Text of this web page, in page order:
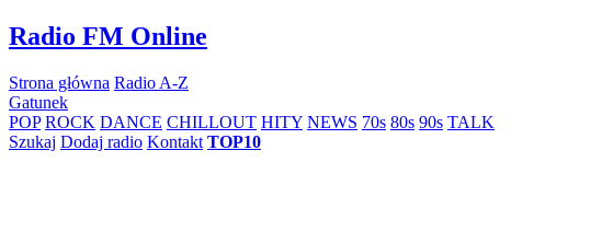
Skip
to
Radio FM Online
Strona główna Radio A-Z
Gatunek
POP ROCK DANCE CHILLOUT HITY NEWS 70s 80s 90s TALK
Szukaj Dodaj radio Kontakt TOP10